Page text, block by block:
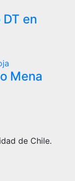
en
Mena
de Chile.